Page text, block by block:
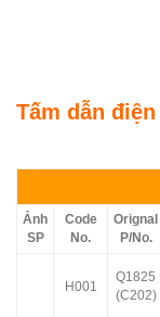
Tấm dẫn
Ảnh
SP
Code
No.
Orignal
P/No.
H001
Q1825
(C202)